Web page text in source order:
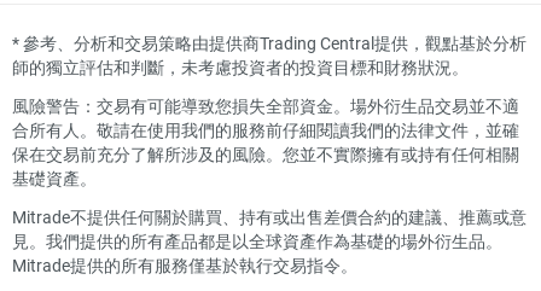
*參考、分析和交易策略由提供商Trading Central提供，觀點基於分析
師的獨立評估和判斷，未考慮投資者的投資目標和財務狀況。
風險警告：交易有可能導致您損失全部資金。場外衍生品交易並不適
合所有人。敬請在使用我們的服務前仔細閱讀我們的法律文件，並確
保在交易前充分了解所涉及的風險。您並不實際擁有或持有任何相關
基礎資產。
Mitrade不提供任何關於購買、持有或出售差價合約的建議、推薦或意
見。我們提供的所有產品都是以全球資產作為基礎的場外衍生品。
Mitrade提供的所有服務僅基於執行交易指令。